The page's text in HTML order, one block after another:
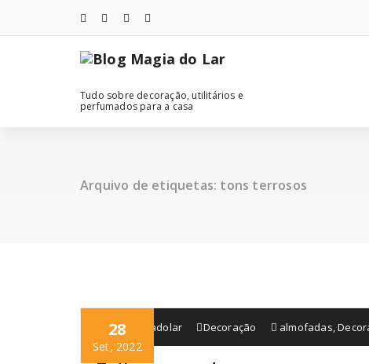
o
Tudo sobre decoração, utilitários e
perfumados para a casa
Arquivo de etiquetas: tons terrosos
28
Set, 2022
blogmagiadolar Decoração almofadas,